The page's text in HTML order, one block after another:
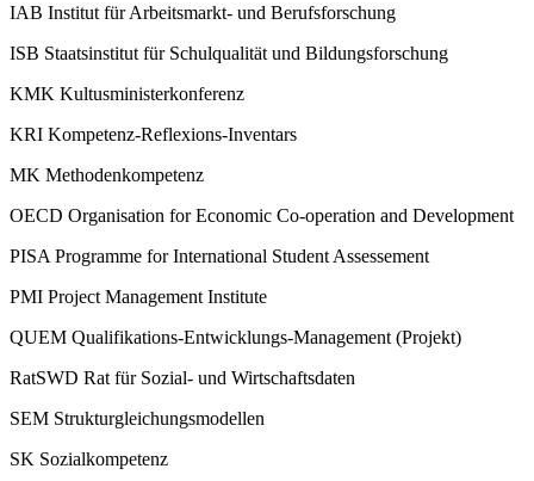
IAB Institut für Arbeitsmarkt- und Berufsforschung
ISB Staatsinstitut für Schulqualität und Bildungsforschung
KMK Kultusministerkonferenz
KRI Kompetenz-Reflexions-Inventars
MK Methodenkompetenz
OECD Organisation for Economic Co-operation and Development
PISA Programme for International Student Assessement
PMI Project Management Institute
QUEM Qualifikations-Entwicklungs-Management (Projekt)
RatSWD Rat für Sozial- und Wirtschaftsdaten
SEM Strukturgleichungsmodellen
SK Sozialkompetenz